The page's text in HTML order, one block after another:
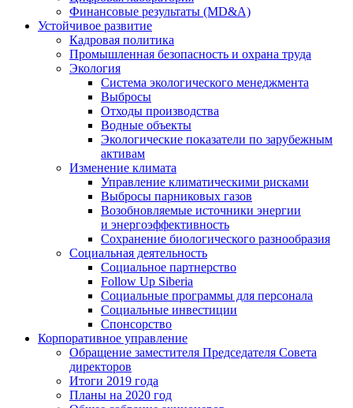
Финансовые результаты (MD&A)
Устойчивое развитие
Кадровая политика
Промышленная безопасность и охрана труда
Экология
Система экологического менеджмента
Выбросы
Отходы производства
Водные объекты
Экологические показатели по зарубежным
активам
Изменение климата
Управление климатическими рисками
Выбросы парниковых газов
Возобновляемые источники энергии
и энергоэффективность
Сохранение биологического разнообразия
Социальная деятельность
Социальное партнерство
Follow Up Siberia
Социальные программы для персонала
Социальные инвестиции
Спонсорство
Корпоративное управление
Обращение заместителя Председателя Совета
директоров
Итоги 2019 года
Планы на 2020 год